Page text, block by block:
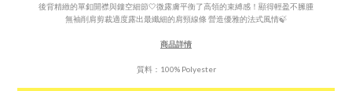
後背精緻的單釦開襟與鏤空細節🤍微露膚平衡了高領的束縛感！顯得輕盈不臃腫
無袖削肩剪裁適度露出最纖細的肩頸線條 營造優雅的法式風情🍃
商品詳情
質料：100% Polyester